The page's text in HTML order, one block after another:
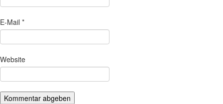
E-Mail *
Website